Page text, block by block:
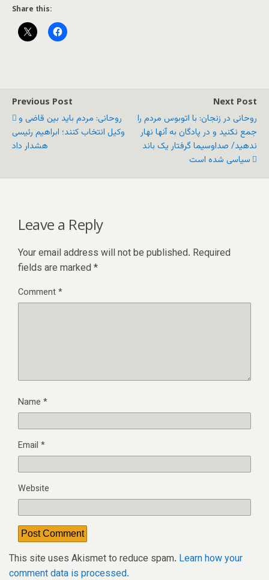
Share this:
Previous Post
روحانی: مردم باید بین قاضی و
وکیل انتخاب کنند؛ ابراهیم رئیسی
هشدار داد
Next Post
روحانی در زنجان: با اتوبوس مردم را
جمع نکنید و در پادگان به آنها نهار
ندهید/ صداوسیما گرفتار یک باند
سیاسی شده است
Leave a Reply
Your email address will not be published. Required
fields are marked *
Comment*
Name *
Email *
Website
This site uses Akismet to reduce spam. Learn how your
comment data is processed.